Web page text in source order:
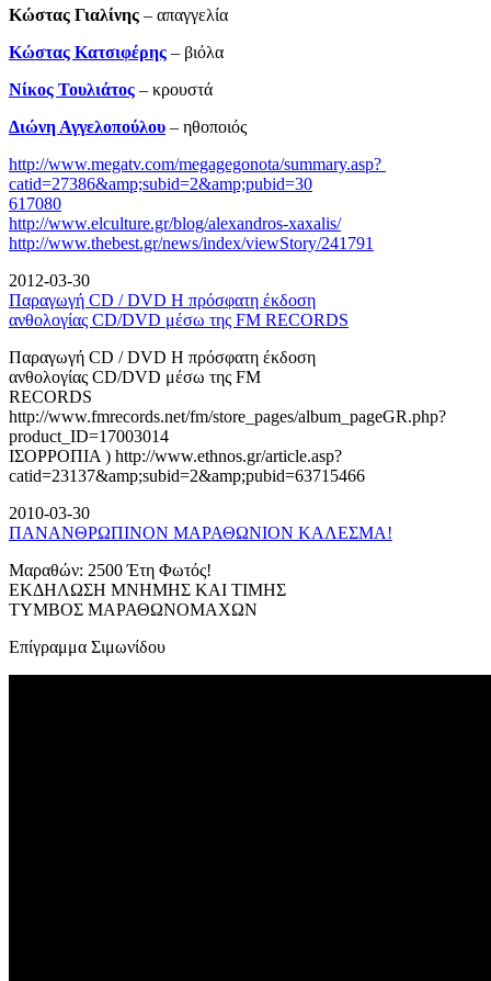
Κώστας Γιαλίνης ­– απαγγελία
Κώστας Κατσιφέρης – βιόλα
Νίκος Τουλιάτος – κρουστά
Διώνη Αγγελοπούλου – ηθοποιός
http://www.megatv.com/megagegonota/summary.asp?
catid=27386&amp;subid=2&amp;pubid=30
617080
http://www.elculture.gr/blog/alexandros-xaxalis/
http://www.thebest.gr/news/index/viewStory/241791
2012-03-30
Παραγωγή CD / DVD Η πρόσφατη έκδοση
ανθολογίας CD/DVD μέσω της FM RECORDS
Παραγωγή CD / DVD Η πρόσφατη έκδοση
ανθολογίας CD/DVD μέσω της FM
RECORDS
http://www.fmrecords.net/fm/store_pages/album_pageGR.php?
product_ID=17003014
ΙΣΟΡΡΟΠΙΑ ) http://www.ethnos.gr/article.asp?
catid=23137&amp;subid=2&amp;pubid=63715466
2010-03-30
ΠΑΝΑΝΘΡΩΠΙΝΟΝ ΜΑΡΑΘΩΝΙΟΝ ΚΑΛΕΣΜΑ!
Μαραθών: 2500 Έτη Φωτός!
ΕΚΔΗΛΩΣΗ ΜΝΗΜΗΣ ΚΑΙ ΤΙΜΗΣ
ΤΥΜΒΟΣ ΜΑΡΑΘΩΝΟΜΑΧΩΝ
Επίγραμμα Σιμωνίδου